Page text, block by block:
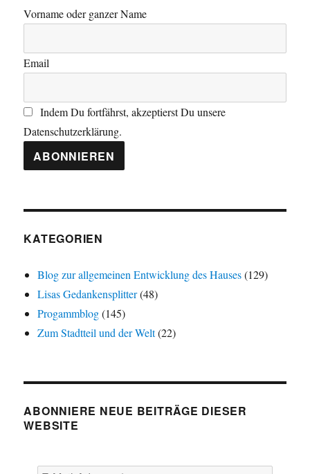
Vorname oder ganzer Name
Email
Indem Du fortfährst, akzeptierst Du unsere
Datenschutzerklärung.
KATEGORIEN
Blog zur allgemeinen Entwicklung des Hauses(129)
Lisas Gedankensplitter(48)
Progammblog(145)
Zum Stadtteil und der Welt(22)
ABONNIERE NEUE BEITRÄGE DIESER
WEBSITE